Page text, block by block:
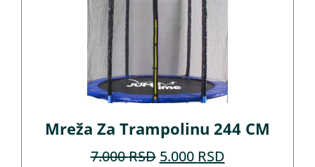
Mreža Za Trampolinu 244 CM
7.000RSD 5.000 RSD